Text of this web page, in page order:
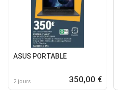
ASUS PORTABLE
2 jours 350,00 €